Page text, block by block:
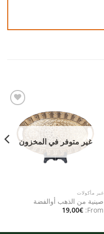
غير متوفر في المخزون
غير مأكولات
صينية من الذهب أوالفضة
From:
19,00€